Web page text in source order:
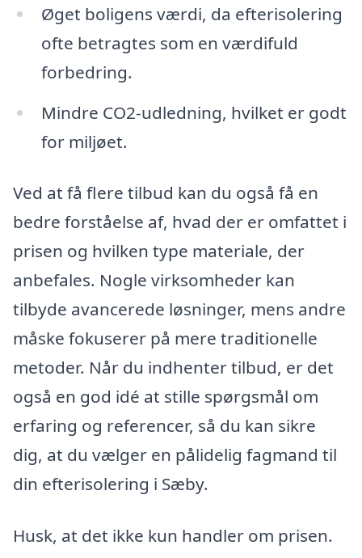
Øget boligens værdi, da efterisolering
ofte betragtes som en værdifuld
forbedring.
Mindre CO2-udledning, hvilket er godt
for miljøet.
Ved at få flere tilbud kan du også få en
bedre forståelse af, hvad der er omfattet i
prisen og hvilken type materiale, der
anbefales. Nogle virksomheder kan
tilbyde avancerede løsninger, mens andre
måske fokuserer på mere traditionelle
metoder. Når du indhenter tilbud, er det
også en god idé at stille spørgsmål om
erfaring og referencer, så du kan sikre
dig, at du vælger en pålidelig fagmand til
din efterisolering i Sæby.
Husk, at det ikke kun handler om prisen.